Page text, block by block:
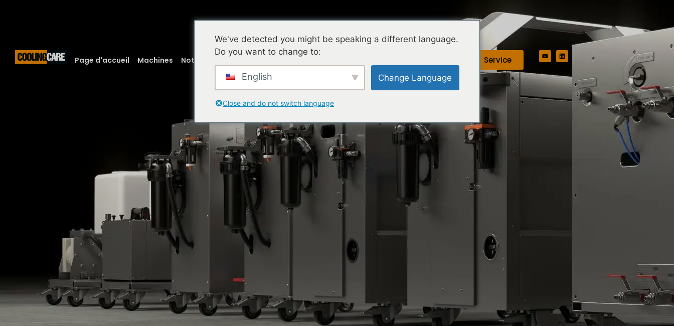
Page d'accueil Machines Notre technologie Base de connaissances Service
We've detected you might be speaking a different language.
Do you want to change to:
English Change Language
Close and do not switch language